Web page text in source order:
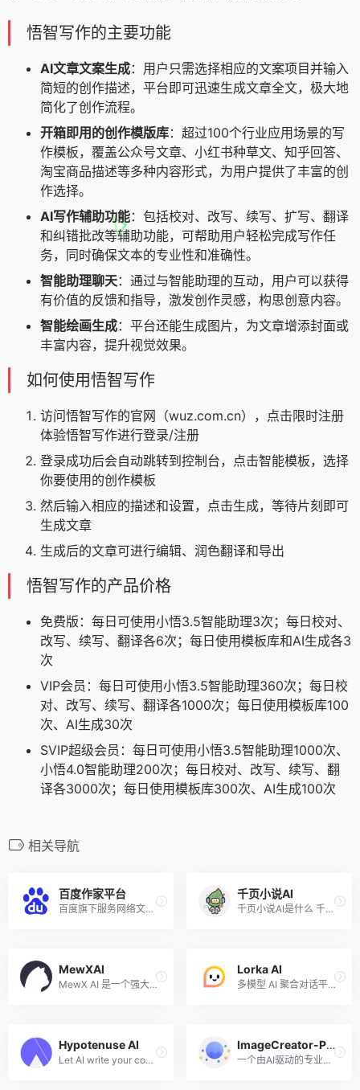
悟智写作的主要功能
AI文章文案生成：用户只需选择相应的文案项目并输入
简短的创作描述，平台即可迅速生成文章全文，极大地
简化了创作流程。
开箱即用的创作模版库：超过100个行业应用场景的写
作模板，覆盖公众号文章、小红书种草文、知乎回答、
淘宝商品描述等多种内容形式，为用户提供了丰富的创
作选择。
AI写作辅助功能：包括校对、改写、续写、扩写、翻译
和纠错批改等辅助功能，可帮助用户轻松完成写作任
务，同时确保文本的专业性和准确性。
智能助理聊天：通过与智能助理的互动，用户可以获得
有价值的反馈和指导，激发创作灵感，构思创意内容。
智能绘画生成：平台还能生成图片，为文章增添封面或
丰富内容，提升视觉效果。
如何使用悟智写作
访问悟智写作的官网（wuz.com.cn），点击限时注册
体验悟智写作进行登录/注册
登录成功后会自动跳转到控制台，点击智能模板，选择
你要使用的创作模板
然后输入相应的描述和设置，点击生成，等待片刻即可
生成文章
生成后的文章可进行编辑、润色翻译和导出
悟智写作的产品价格
免费版：每日可使用小悟3.5智能助理3次；每日校对、
改写、续写、翻译各6次；每日使用模板库和AI生成各3
次
VIP会员：每日可使用小悟3.5智能助理360次；每日校
对、改写、续写、翻译各1000次；每日使用模板库100
次、AI生成30次
SVIP超级会员：每日可使用小悟3.5智能助理1000次、
小悟4.0智能助理200次；每日校对、改写、续写、翻
译各3000次；每日使用模板库300次、AI生成100次
相关导航
百度作家平台
百度旗下服务网络文学作家的一站式创作与投稿平台
千页小说AI
千页小说AI是什么 千页小说是...
MewXAl
MewX AI 是一个强大且专业的 AIGC 生成式平台，做真正好用的 AI 工具。 无论你是经验丰富的设计师还是对 AI 从未了解过的初学者，MewXAI 都能让你轻松创作艺术作品。
Lorka AI
多模型 AI 聚合对话平台
Hypotenuse AI
Let AI write your content in seconds.Without writer’s block.
ImageCreator-PS插件
一个由AI驱动的专业PS插件